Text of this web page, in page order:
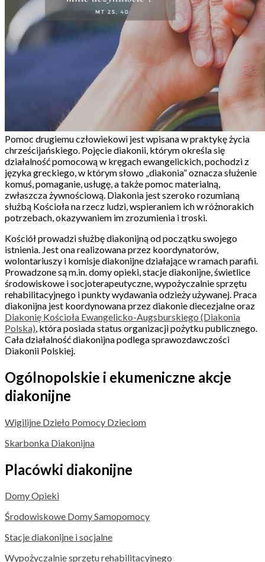
Pomoc drugiemu człowiekowi jest wpisana w praktykę życia
chrześcijańskiego. Pojęcie diakonii, którym określa się
działalność pomocową w kręgach ewangelickich, pochodzi z
języka greckiego, w którym słowo „diakonia” oznacza służenie
komuś, pomaganie, usługę, a także pomoc materialną,
zwłaszcza żywnościową. Diakonia jest szeroko rozumianą
służbą Kościoła na rzecz ludzi, wspieraniem ich w różnorakich
potrzebach, okazywaniem im zrozumienia i troski.
Kościół prowadzi służbę diakonijną od początku swojego
istnienia. Jest ona realizowana przez koordynatorów,
wolontariuszy i komisje diakonijne działające w ramach parafii.
Prowadzone są m.in. domy opieki, stacje diakonijne, świetlice
środowiskowe i socjoterapeutyczne, wypożyczalnie sprzętu
rehabilitacyjnego i punkty wydawania odzieży używanej. Praca
diakonijna jest koordynowana przez diakonie diecezjalne oraz
Diakonię Kościoła Ewangelicko-Augsburskiego (Diakonia
Polska), która posiada status organizacji pożytku publicznego.
Cała działalność diakonijna podlega sprawozdawczości
Diakonii Polskiej.
Ogólnopolskie i ekumeniczne akcje
diakonijne
Wigilijne Dzieło Pomocy Dzieciom
Skarbonka Diakonijna
Placówki diakonijne
Domy Opieki
Środowiskowe Domy Samopomocy
Stacje diakonijne i socjalne
Wypożyczalnie sprzętu rehabilitacyjnego